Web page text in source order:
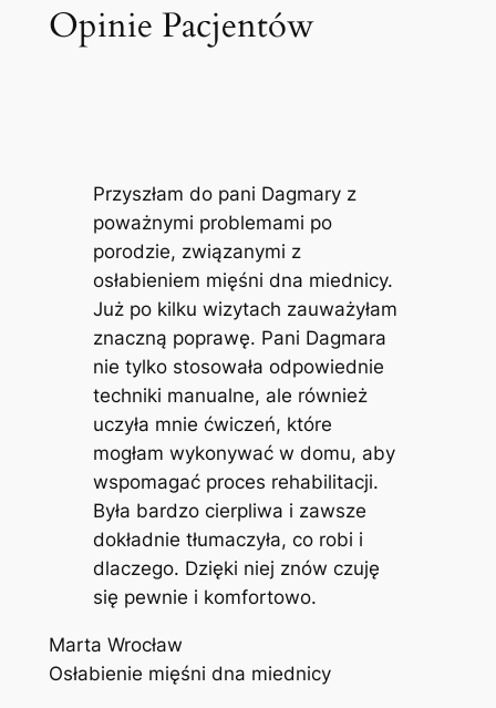
Opinie Pacjentów
Przyszłam do pani Dagmary z
poważnymi problemami po
porodzie, związanymi z
osłabieniem mięśni dna miednicy.
Już po kilku wizytach zauważyłam
znaczną poprawę. Pani Dagmara
nie tylko stosowała odpowiednie
techniki manualne, ale również
uczyła mnie ćwiczeń, które
mogłam wykonywać w domu, aby
wspomagać proces rehabilitacji.
Była bardzo cierpliwa i zawsze
dokładnie tłumaczyła, co robi i
dlaczego. Dzięki niej znów czuję
się pewnie i komfortowo.
Marta Wrocław
Osłabienie mięśni dna miednicy